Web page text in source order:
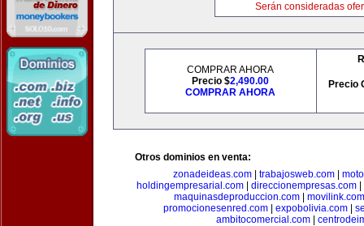
Serán consideradas
COMPRAR AHORA
Precio $2,490.00
COMPRAR AHORA
Precio
Otros dominios en venta:
zonadeideas.com
trabajosweb.com
holdingempresarial.com
direccionempresas.com
maquinasdeproduccion.com
movilink.com
promocionesenred.com| expobolivia.com|
ambitocomercial.com